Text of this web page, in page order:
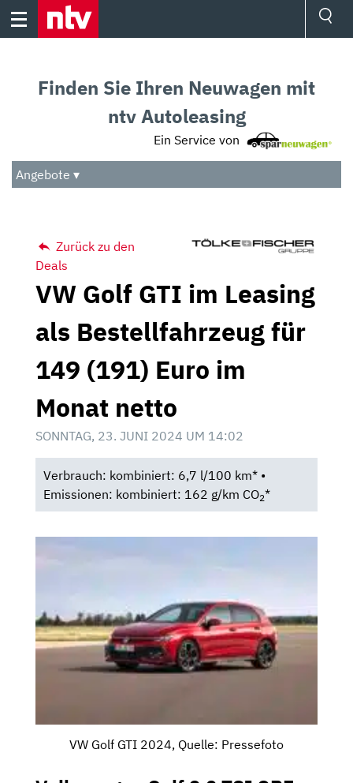
Skip
Audio
Das Beste
Finden Sie Ihren Neuwagen mit
ntv Autoleasing
Ein Service von
Angebote ▾
Zurück zu den
Deals
VW Golf GTI im Leasing
als Bestellfahrzeug für
149 (191) Euro im
Monat netto
SONNTAG, 23. JUNI 2024 UM 14:02
Verbrauch: kombiniert: 6,7 l/100 km* •
Emissionen: kombiniert: 162 g/km CO2*
VW Golf GTI 2024, Quelle: Pressefoto